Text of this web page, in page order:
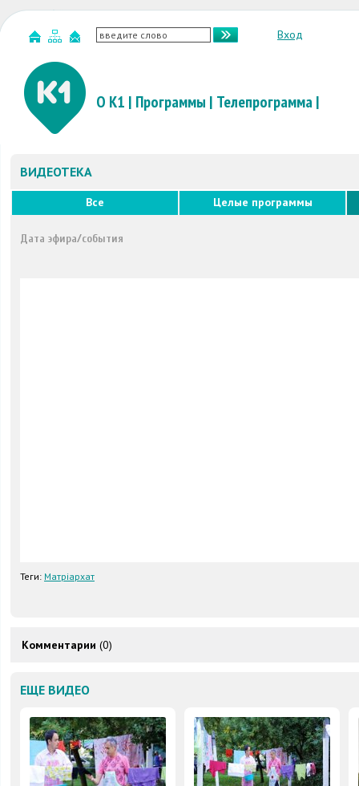
Вход
О К1 | Программы | Телепрограмма|
ВИДЕОТЕКА
Все Целые программы
Дата эфира/события
Теги: Матріархат
Комментарии (0)
ЕЩЕ ВИДЕО